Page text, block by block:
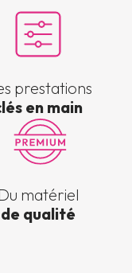
prestations
en main
matériel
de qualité